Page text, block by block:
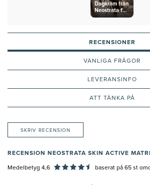
Dagkräm från
Neostrata för
mogen hud
RECENSIONER
VANLIGA FRÅGOR
LEVERANSINFO
ATT TÄNKA PÅ
SKRIV RECENSION
RECENSION NEOSTRATA SKIN ACTIVE
Medelbetyg 4,6 baserat på 65 st